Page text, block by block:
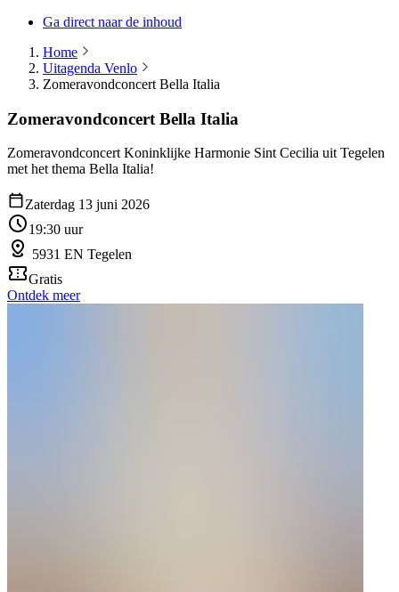
Ga direct naar de inhoud
Home
Uitagenda Venlo
Zomeravondconcert Bella Italia
Zomeravondconcert Bella Italia
Zomeravondconcert Koninklijke Harmonie Sint Cecilia uit Tegelen
met het thema Bella Italia!
Zaterdag 13 juni 2026
19:30 uur
5931 EN Tegelen
Gratis
Ontdek meer